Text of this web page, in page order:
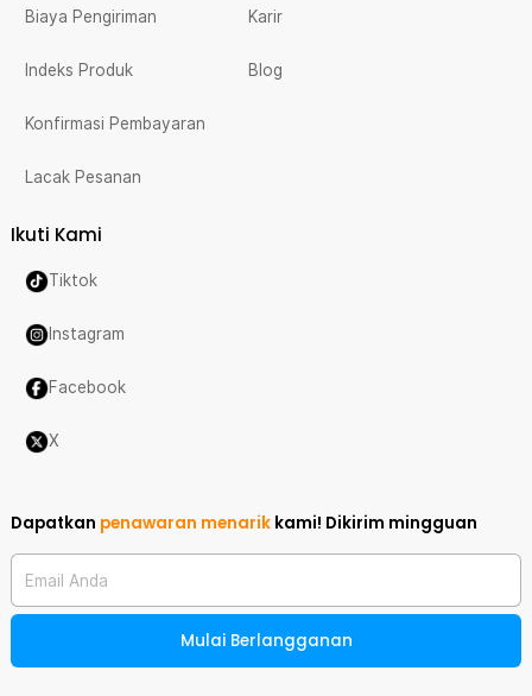
Biaya Pengiriman
Indeks Produk
Konfirmasi Pembayaran
Lacak Pesanan
Karir
Blog
Ikuti Kami
Tiktok
Instagram
Facebook
X
Dapatkan penawaran menarik kami! Dikirim mingguan
Email Anda
Mulai Berlangganan